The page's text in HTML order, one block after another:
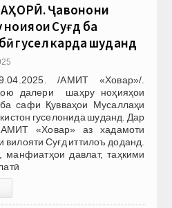
Ҷавонони
Суғд ба
гусел карда шуданд
/АМИТ «Ховар»/.
далери шаҳру ноҳияҳои
сафи Қувваҳои Мусаллаҳи
гуселонида шуданд. Дар
«Ховар» аз хадамоти
вилояти Суғд иттилоъ доданд.
давлат, таҳкими